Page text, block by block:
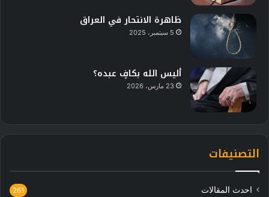
ظاهرة الانتحار في العراق
5 سبتمبر، 2025
أليس الله بكافٍ عبده؟
23 مارس، 2026
التصنيفات
احدث المقالات 261